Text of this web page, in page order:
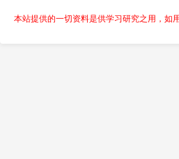
本站提供的一切资料是供学习研究之用，如